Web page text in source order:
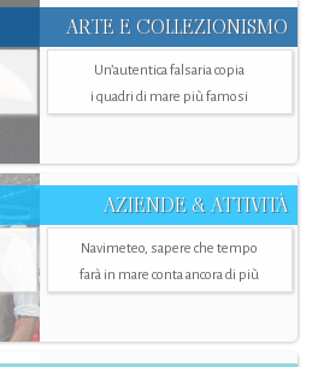
ARTE E COLLEZIONISMO
Un’autentica falsaria copia
i quadri di mare più famosi
AZIENDE & ATTIVITÀ
Navimeteo, sapere che tempo
farà in mare conta ancora di più